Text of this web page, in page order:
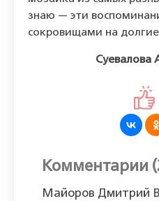
знаю — эти
сокровищами на
Суевалова
Комментарии
Майоров Дмитрий